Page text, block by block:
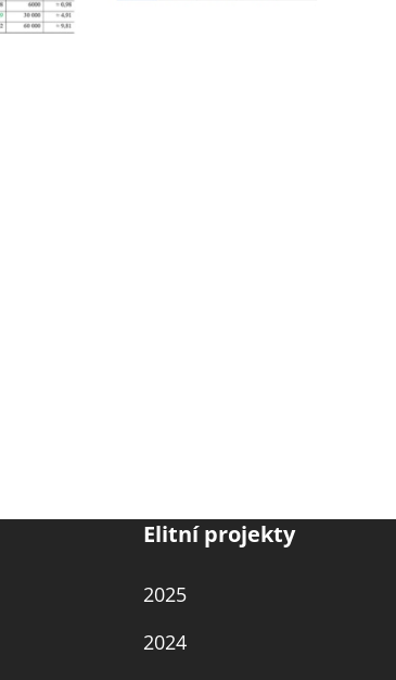
Elitní projekty
2025
2024